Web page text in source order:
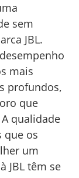
sem
JBL.
mais
profundos,
que
qualidade
que os
um
JBL têm se